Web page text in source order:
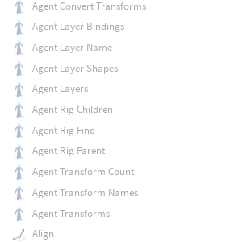
Agent Convert Transforms
Agent Layer Bindings
Agent Layer Name
Agent Layer Shapes
Agent Layers
Agent Rig Children
Agent Rig Find
Agent Rig Parent
Agent Transform Count
Agent Transform Names
Agent Transforms
Align